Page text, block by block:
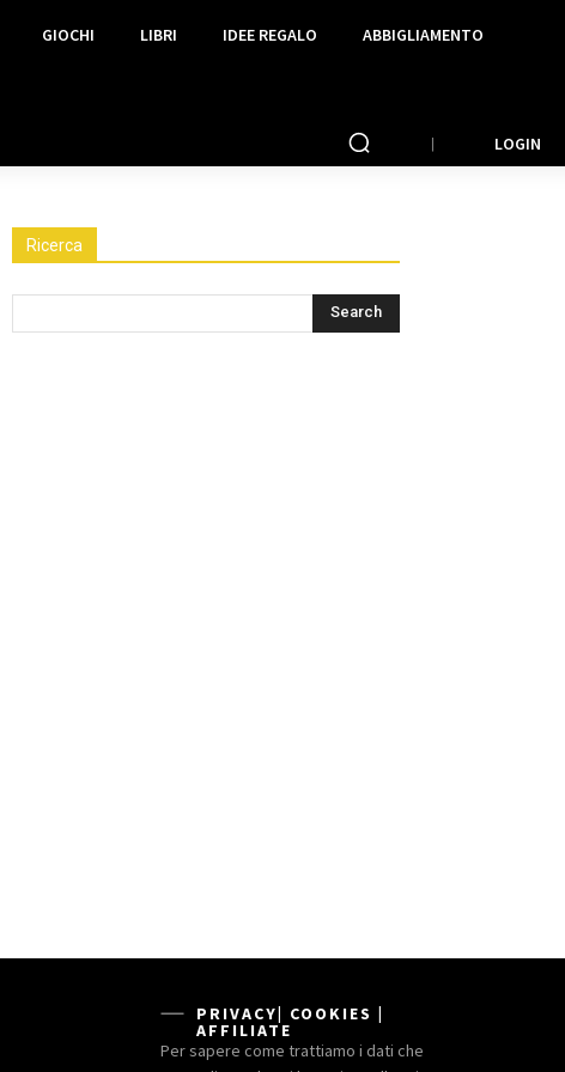
GIOCHI LIBRI IDEE REGALO ABBIGLIAMENTO
LOGIN
Ricerca
PRIVACY| COOKIES |
AFFILIATE
Per sapere come trattiamo i dati che